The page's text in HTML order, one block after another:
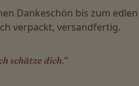
Dankeschön bis zum edlen
verpackt, versandfertig.
schätze dich.“